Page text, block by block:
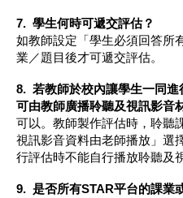
7. 學生何時可遞交評估？
如教師設定「學生必須回答所
業／題目後才可遞交評估。
8. 若教師於校內讓學生一同
可由教師廣播聆聽及視訊影音
可以。教師製作評估時，聆聽
視訊影音資料由老師播放」選
行評估時不能自行播放聆聽及
9. 是否所有STAR平台的課業